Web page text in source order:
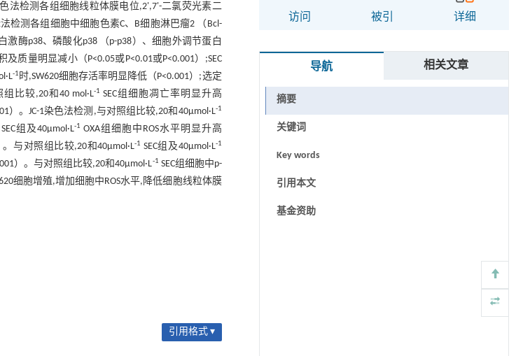
法检测各组细胞线粒体膜电位,2',7'-二氯荧光素二
检测各组细胞中细胞色素C、B细胞淋巴瘤2 （Bcl-
激酶p38、磷酸化p38 （p-p38）、细胞外调节蛋白
质量明显减小（P<0.05或P<0.01或P<0.001）;SEC
-1时,SW620细胞存活率明显降低（P<0.001）;选定
比较,20和40 mol·L-1 SEC组细胞凋亡率明显升高
）。JC-1染色法检测,与对照组比较,20和40μmol·L-1
SEC组及40μmol·L-1 OXA组细胞中ROS水平明显升高
。与对照组比较,20和40μmol·L-1 SEC组及40μmol·L-1
）。与对照组比较,20和40μmol·L-1 SEC组细胞中p-
细胞增殖,增加细胞中ROS水平,降低细胞线粒体膜
引用格式 ▾
访问 被引 详细
导航 相关文章
摘要
关键词
Key words
引用本文
基金资助